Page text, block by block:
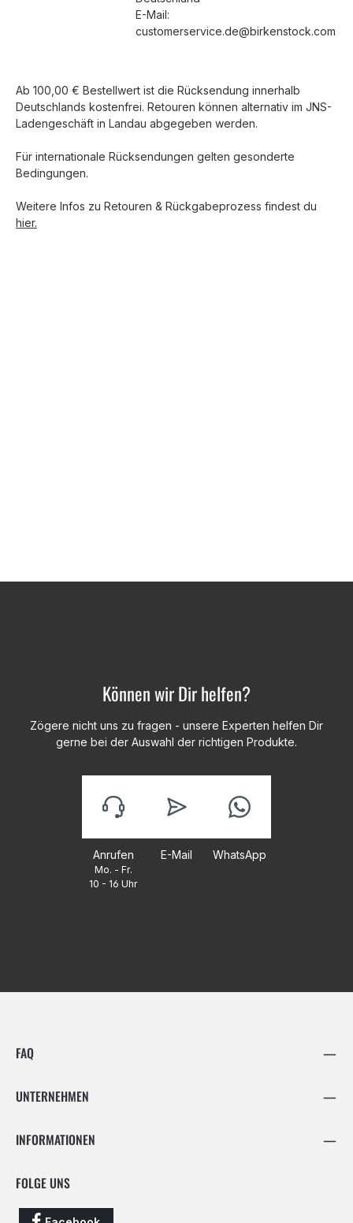
E-Mail:
customerservice.de@birkenstock.com
Ab 100,00 € Bestellwert ist die Rücksendung innerhalb
Deutschlands kostenfrei. Retouren können alternativ im JNS-
Ladengeschäft in Landau abgegeben werden.
Für internationale Rücksendungen gelten gesonderte
Bedingungen.
Weitere Infos zu Retouren & Rückgabeprozess findest du
hier.
Können wir Dir helfen?
Zögere nicht uns zu fragen - unsere Experten helfen Dir
gerne bei der Auswahl der richtigen Produkte.
Anrufen
Mo. - Fr.
10 - 16 Uhr
E-Mail WhatsApp
FAQ
UNTERNEHMEN
INFORMATIONEN
FOLGE UNS